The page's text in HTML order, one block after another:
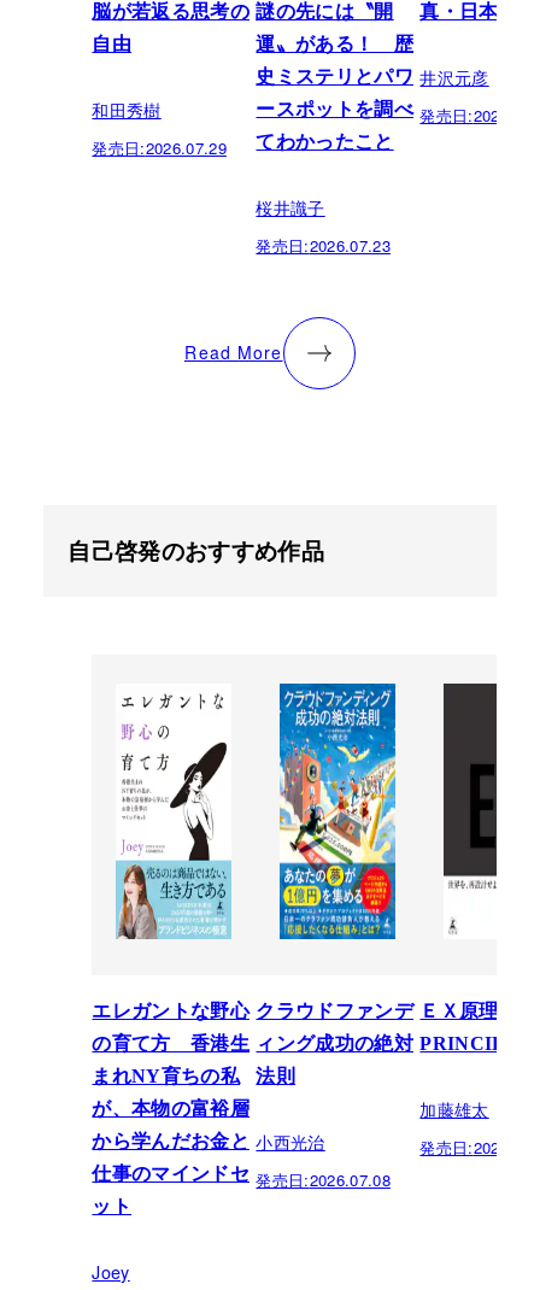
脳が若返る思考の
自由
和田秀樹
発売日:2026.07.29
謎の先には〝開
運〟がある！ 歴
史ミステリとパワ
ースポットを調べ
てわかったこと
桜井識子
発売日:2026.07.23
真・日本の
井沢元彦
発売日:
Read More
自己啓発のおすすめ作品
エレガントな野心
の育て方 香港生
まれNY育ちの私
が、本物の富裕層
から学んだお金と
仕事のマインドセ
ット
Joey
クラウドファンデ
ィング成功の絶対
法則
小西光治
発売日:2026.07.08
ＥＸ原理
PRINCIPLE
加藤雄太
発売日: